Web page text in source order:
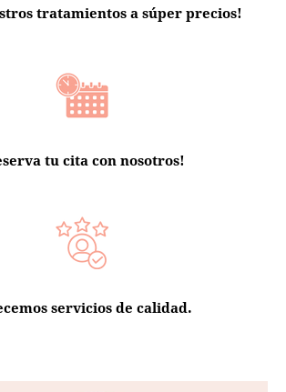
tratamientos a súper precios!
tu cita con nosotros!
servicios de calidad.